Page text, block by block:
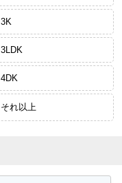
3K
3LDK
4DK
それ以上